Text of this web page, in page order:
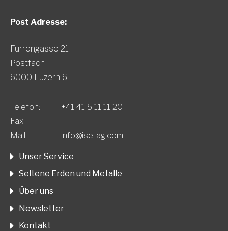
Post Adresse:
Furrengasse 21
Postfach
6000 Luzern 6
Telefon:
+41 41 5 11 11 20
Fax:
Mail:
info@ise-ag.com
Unser Service
Seltene Erden und Metalle
Über uns
Newsletter
Kontakt